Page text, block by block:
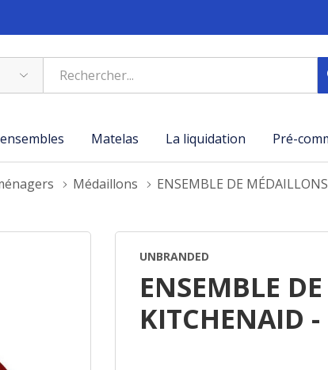
Matelas La liquidation Pré-
Médaillons ENSEMBLE DE
UNBRANDED
ENSEMBLE
KITCHENAID